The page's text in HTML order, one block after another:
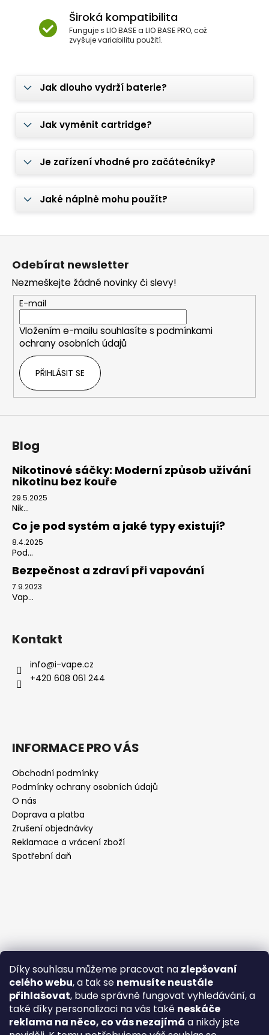
Díky souhlasu můžeme pracovat na zlepšovaní
celého webu, a tak se nemusíte neustále
přihlašovat, bude správně fungovat vyhledávání, a
také díky personalizaci na vás také neskáče
reklama na něco, co vás nezajímá a nikdy jste
Široká kompatibilita
Funguje s LIO BASE a LIO BASE PRO, což
zvyšuje variabilitu použití.
Jak dlouho vydrží baterie?
Jak vyměnit cartridge?
Je zařízení vhodné pro začátečníky?
Jaké náplně mohu použít?
Z
Odebírat newsletter
Nezmeškejte žádné novinky či slevy!
E-mail
Vložením e-mailu souhlasíte s podmínkami
ochrany osobních údajů
PŘIHLÁSIT SE
Blog
Nikotinové sáčky: Moderní způsob užívání
nikotinu bez kouře
29.5.2025
Nik...
Co je pod systém a jaké typy existují?
8.4.2025
Pod...
Bezpečnost a zdraví při vapování
7.9.2023
Vap...
Kontakt
info@i-vape.cz
+420 608 061 244
INFORMACE PRO VÁS
Obchodní podmínky
Podmínky ochrany osobních údajů
O nás
Doprava a platba
Zrušení objednávky
Reklamace a vrácení zboží
Spotřební daň